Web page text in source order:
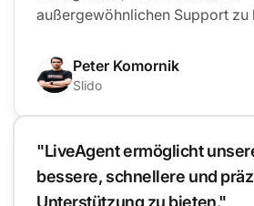
außergewöhnlichen Support zu
Peter Komornik
Slido
"LiveAgent ermöglicht
bessere, schnellere und
Unterstützung zu bieten."